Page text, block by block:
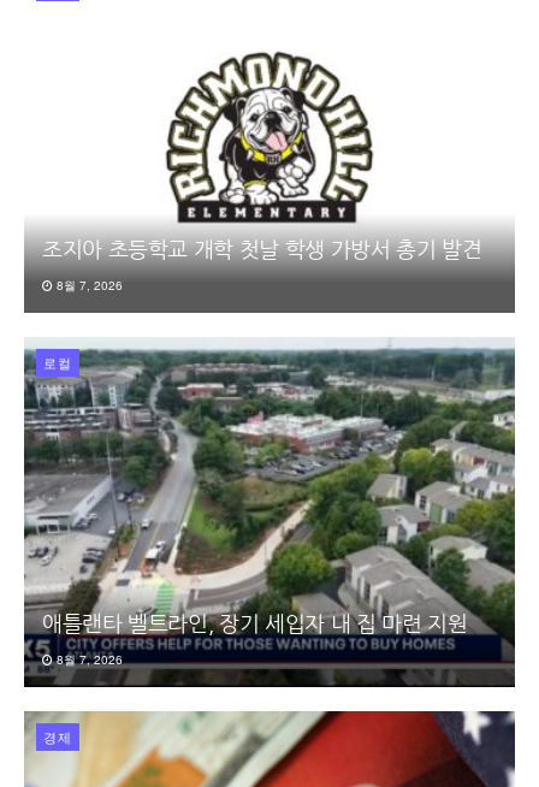
조지아 초등학교 개학 첫날 학생 가방서 총기 발견
8월 7, 2026
로컬
애틀랜타 벨트라인, 장기 세입자 내 집 마련 지원
8월 7, 2026
경제